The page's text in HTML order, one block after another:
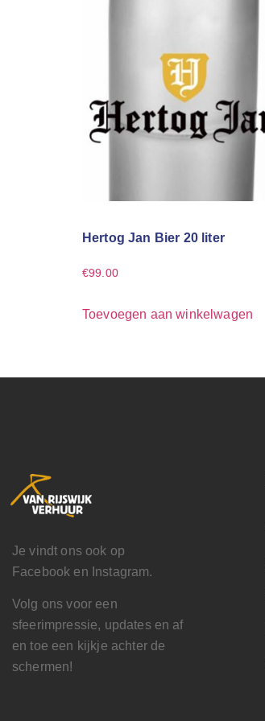
Hertog Jan Bier 20 liter
€99.00
Toevoegen aan winkelwagen
Je vindt ons ook op
Facebook en Instagram.
Volg ons voor een
sfeerimpressie, updates en af
en toe een kijkje achter de
schermen!